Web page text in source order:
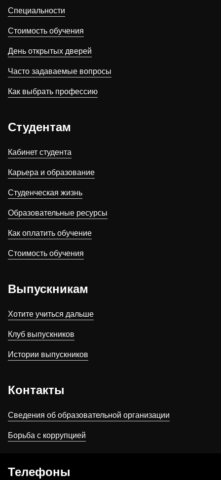
Мы в соцсетях
Заявка на обучение
Специальности
Стоимость обучения
День открытых дверей
Часто задаваемые вопросы
Как выбрать профессию
Студентам
Кабинет студента
Карьера и образование
Студенческая жизнь
Образовательные ресурсы
Как оплатить обучение
Стоимость обучения
Выпускникам
Хотите учиться дальше
Клуб выпускников
Истории выпускников
Контакты
Сведения об образовательной организации
Борьба с коррупцией
Телефоны